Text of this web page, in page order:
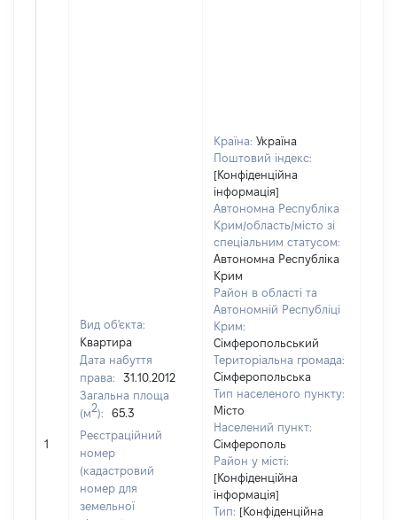
1
Вид об'єкта:
Квартира
Дата набуття
права:
31.10.2012
Загальна площа
(м2):
65.3
Реєстраційний
номер
(кадастровий
номер для
земельної
Країна: Україна
Поштовий індекс:
[Конфіденційна
інформація]
Автономна Республіка
Крим/область/місто зі
спеціальним статусом:
Автономна Республіка
Крим
Район в області та
Автономній Республіці
Крим:
Сімферопольський
Територіальна громада:
Сімферопольська
Тип населеного пункту:
Місто
Населений пункт:
Сімферополь
Район у місті:
[Конфіденційна
інформація]
Тип: [Конфіденційна